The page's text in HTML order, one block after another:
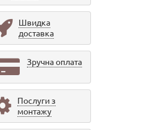
Швидка
доставка
Зручна оплата
Послуги з
монтажу